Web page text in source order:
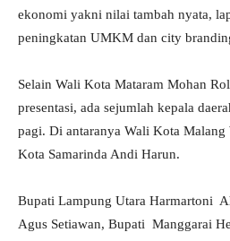
ekonomi yakni nilai tambah nyata,
peningkatan UMKM dan city
Selain Wali Kota Mataram Mohan
presentasi, ada sejumlah kepala
pagi. Di antaranya Wali Kota
Kota Samarinda Andi Harun.
Bupati Lampung Utara Harmartoni
Agus Setiawan, Bupati Manggarai